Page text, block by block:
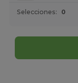
Selecciones: 0